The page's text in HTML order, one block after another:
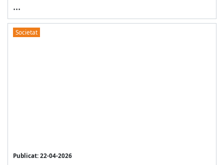
...
Societat
Publicat: 22-04-2026